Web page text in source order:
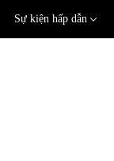
Sự kiện hấp dẫn